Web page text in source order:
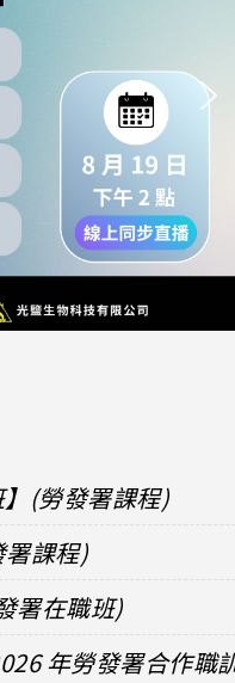
(勞發署課程)
課程)
署在職班)
年勞發署合作職